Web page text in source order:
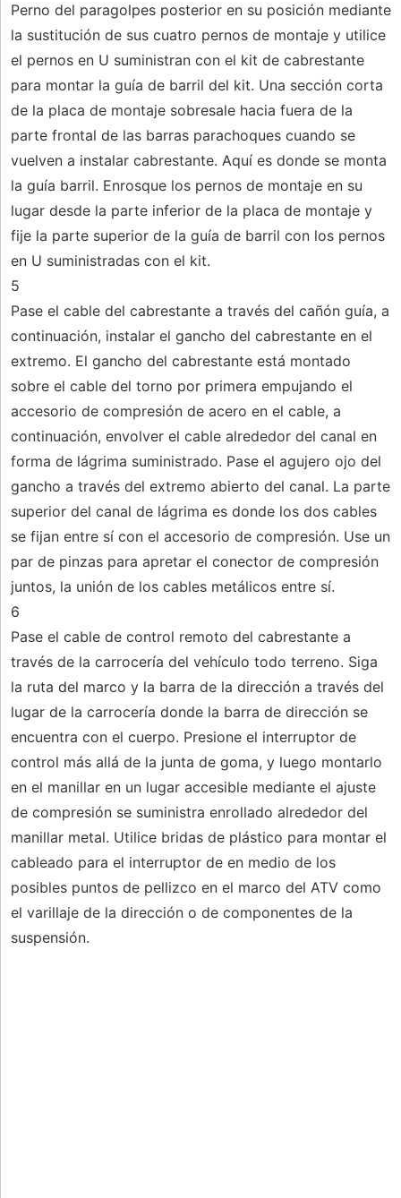
Perno del paragolpes posterior en su posición mediante
la sustitución de sus cuatro pernos de montaje y utilice
el pernos en U suministran con el kit de cabrestante
para montar la guía de barril del kit. Una sección corta
de la placa de montaje sobresale hacia fuera de la
parte frontal de las barras parachoques cuando se
vuelven a instalar cabrestante. Aquí es donde se monta
la guía barril. Enrosque los pernos de montaje en su
lugar desde la parte inferior de la placa de montaje y
fije la parte superior de la guía de barril con los pernos
en U suministradas con el kit.
5
Pase el cable del cabrestante a través del cañón guía, a
continuación, instalar el gancho del cabrestante en el
extremo. El gancho del cabrestante está montado
sobre el cable del torno por primera empujando el
accesorio de compresión de acero en el cable, a
continuación, envolver el cable alrededor del canal en
forma de lágrima suministrado. Pase el agujero ojo del
gancho a través del extremo abierto del canal. La parte
superior del canal de lágrima es donde los dos cables
se fijan entre sí con el accesorio de compresión. Use un
par de pinzas para apretar el conector de compresión
juntos, la unión de los cables metálicos entre sí.
6
Pase el cable de control remoto del cabrestante a
través de la carrocería del vehículo todo terreno. Siga
la ruta del marco y la barra de la dirección a través del
lugar de la carrocería donde la barra de dirección se
encuentra con el cuerpo. Presione el interruptor de
control más allá de la junta de goma, y ​​luego montarlo
en el manillar en un lugar accesible mediante el ajuste
de compresión se suministra enrollado alrededor del
manillar metal. Utilice bridas de plástico para montar el
cableado para el interruptor de en medio de los
posibles puntos de pellizco en el marco del ATV como
el varillaje de la dirección o de componentes de la
suspensión.